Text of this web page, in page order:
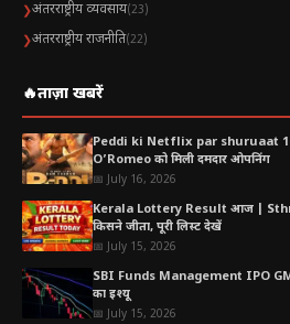
❯अंतरराष्ट्रीय व्यवसाय(23)
❯अंतरराष्ट्रीय राजनीति(22)
🔥ताज़ा खबरें
Peddi ki Netflix par shuruaat
O’Romeo को मिली दमदार ओपनिंग
📅 July 16, 2026
Kerala Lottery Result आज |
किसने जीता, पूरी लिस्ट देखें
📅 July 15, 2026
SBI Funds Management IPO
का इश्यू
📅 July 15, 2026